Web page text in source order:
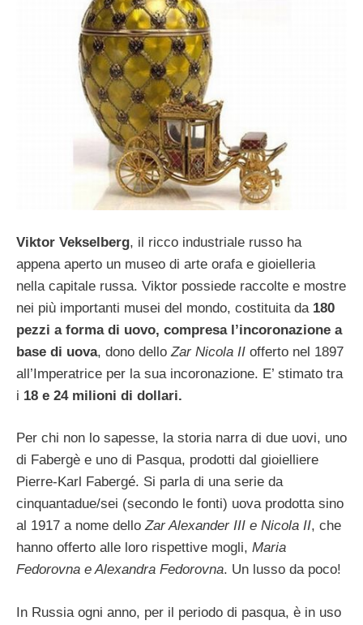
Viktor Vekselberg, il ricco industriale russo ha
appena aperto un museo di arte orafa e gioielleria
nella capitale russa. Viktor possiede raccolte e mostre
nei più importanti musei del mondo, costituita da 180
pezzi a forma di uovo, compresa l’incoronazione a
base di uova, dono dello Zar Nicola II offerto nel 1897
all’Imperatrice per la sua incoronazione. E’ stimato tra
i 18 e 24 milioni di dollari.
Per chi non lo sapesse, la storia narra di due uovi, uno
di Fabergè e uno di Pasqua, prodotti dal gioielliere
Pierre-Karl Fabergé. Si parla di una serie da
cinquantadue/sei (secondo le fonti) uova prodotta sino
al 1917 a nome delloZar Alexander III e Nicola II, che
hanno offerto alle loro rispettive mogli, Maria
Fedorovna e Alexandra Fedorovna. Un lusso da poco!
In Russia ogni anno, per il periodo di pasqua, è in uso